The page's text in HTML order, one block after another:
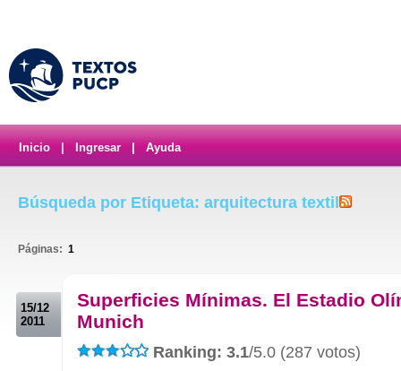
Inicio Ingresar Ayuda
Búsqueda por Etiqueta: arquitectura textil
Páginas: 1
15/12
2011
Superficies Mínimas. El Estadio
Munich
Ranking: 3.1/5.0 (287 votos)